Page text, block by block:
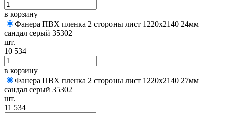
в корзину
Фанера ПВХ пленка 2 стороны лист 1220х2140 24мм
сандал серый 35302
шт.
10 534
в корзину
Фанера ПВХ пленка 2 стороны лист 1220х2140 27мм
сандал серый 35302
шт.
11 534